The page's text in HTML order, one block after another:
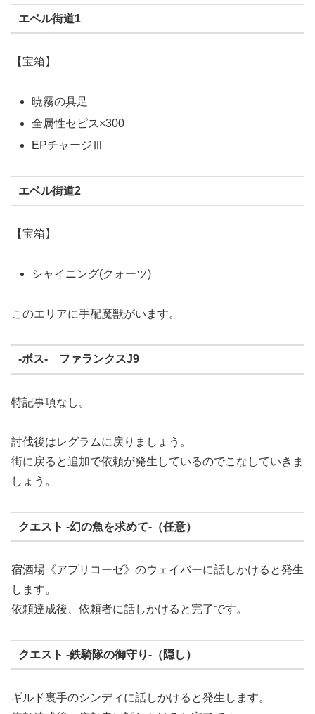
エベル街道1
【宝箱】
暁霧の具足
全属性セピス×300
EPチャージⅢ
エベル街道2
【宝箱】
シャイニング(クォーツ)
このエリアに手配魔獣がいます。
-ボス- ファランクスJ9
特記事項なし。
討伐後はレグラムに戻りましょう。
街に戻ると追加で依頼が発生しているのでこなしていきま
しょう。
クエスト -幻の魚を求めて-（任意）
宿酒場《アプリコーゼ》のウェイバーに話しかけると発生
します。
依頼達成後、依頼者に話しかけると完了です。
クエスト -鉄騎隊の御守り-（隠し）
ギルド裏手のシンディに話しかけると発生します。